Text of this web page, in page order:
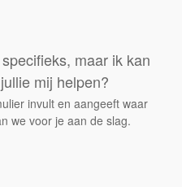
maar ik kan
mij helpen?
invult en aangeeft waar
we voor je aan de slag.